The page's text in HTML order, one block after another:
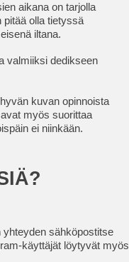
aikana on tarjolla
pitää olla tietyssä
iltana.
valmiiksi dedikseen
kuvan opinnoista
myös suorittaa
ei niinkään.
yhteyden sähköpostitse
käyttäjät löytyvät myös